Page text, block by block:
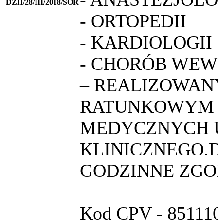
DZH/28/III/2018/SOR
- ORTOPEDII
- KARDIOLOGII
- CHORÓB
–
MEDYCZNYCH
GODZINNE
Kod CPV -